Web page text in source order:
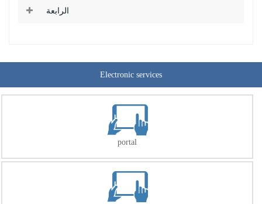
الرابعة
Electronic services
portal